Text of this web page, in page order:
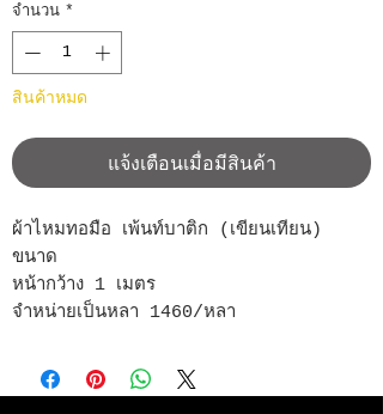
จำนวน *
สินค้าหมด
แจ้งเตือนเมื่อมีสินค้า
ผ้าไหมทอมือ เพ้นท์บาติก (เขียนเทียน)
ขนาด
หน้ากว้าง 1 เมตร
จำหน่ายเป็นหลา 1460/หลา